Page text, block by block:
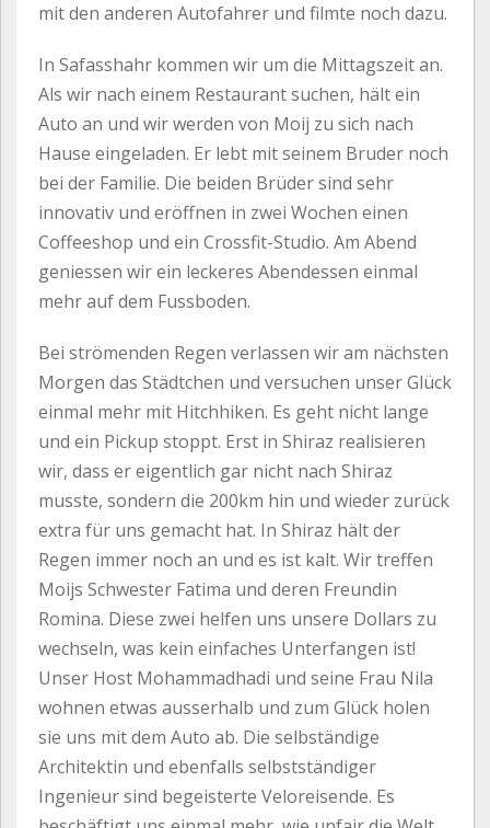
mit den anderen Autofahrer und filmte noch dazu.
In Safasshahr kommen wir um die Mittagszeit an.
Als wir nach einem Restaurant suchen, hält ein
Auto an und wir werden von Moij zu sich nach
Hause eingeladen. Er lebt mit seinem Bruder noch
bei der Familie. Die beiden Brüder sind sehr
innovativ und eröffnen in zwei Wochen einen
Coffeeshop und ein Crossfit-Studio. Am Abend
geniessen wir ein leckeres Abendessen einmal
mehr auf dem Fussboden.
Bei strömenden Regen verlassen wir am nächsten
Morgen das Städtchen und versuchen unser Glück
einmal mehr mit Hitchhiken. Es geht nicht lange
und ein Pickup stoppt. Erst in Shiraz realisieren
wir, dass er eigentlich gar nicht nach Shiraz
musste, sondern die 200km hin und wieder zurück
extra für uns gemacht hat. In Shiraz hält der
Regen immer noch an und es ist kalt. Wir treffen
Moijs Schwester Fatima und deren Freundin
Romina. Diese zwei helfen uns unsere Dollars zu
wechseln, was kein einfaches Unterfangen ist!
Unser Host Mohammadhadi und seine Frau Nila
wohnen etwas ausserhalb und zum Glück holen
sie uns mit dem Auto ab. Die selbständige
Architektin und ebenfalls selbstständiger
Ingenieur sind begeisterte Veloreisende. Es